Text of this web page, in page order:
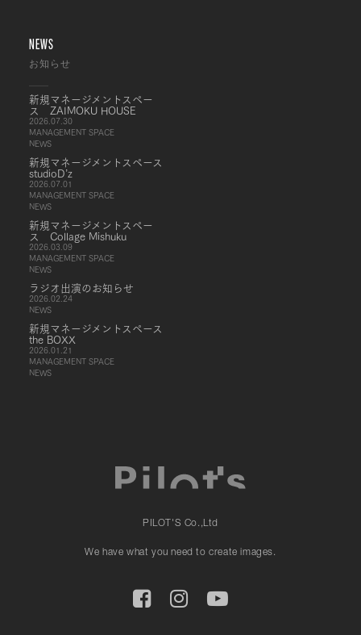
NEWS
お知らせ
新規マネージメントスペー
ス ZAIMOKU HOUSE
2026.07.30
MANAGEMENT SPACE
NEWS
新規マネージメントスペース
studioD’z
2026.07.01
MANAGEMENT SPACE
NEWS
新規マネージメントスペー
ス Collage Mishuku
2026.03.09
MANAGEMENT SPACE
NEWS
ラジオ出演のお知らせ
2026.02.24
NEWS
新規マネージメントスペース
the BOXX
2026.01.21
MANAGEMENT SPACE
NEWS
PILOT'S Co.,Ltd
We have what you need to create images.